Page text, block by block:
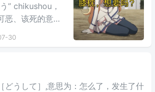
” chikushou，
恶、该死的意
可修”，多用于
评论底下或者
，现在所有想表
候，都可以用“岂
30
どうして］,意思为：怎么了，发生了什